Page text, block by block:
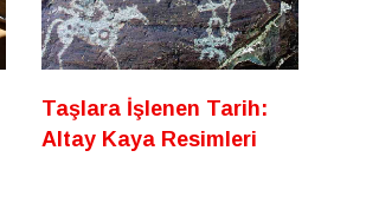
Taşlara İşlenen Tarih:
Altay Kaya Resimleri